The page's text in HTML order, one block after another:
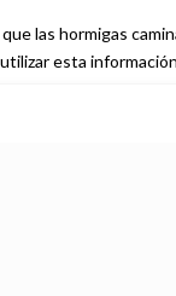
las hormigas
esta